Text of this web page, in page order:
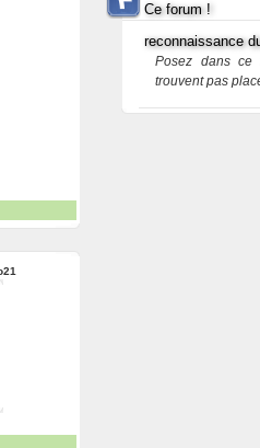
Ce forum !
reconnaissance
Posez dans ce
trouvent pas